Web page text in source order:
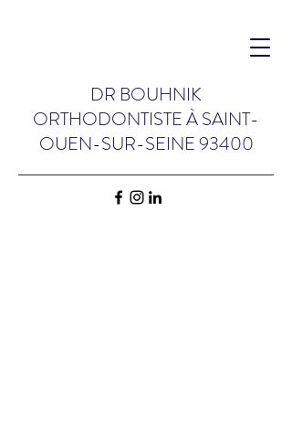
DR BOUHNIK
ORTHODONTISTEÀSAINT-
OUEN-SUR-SEINE 93400